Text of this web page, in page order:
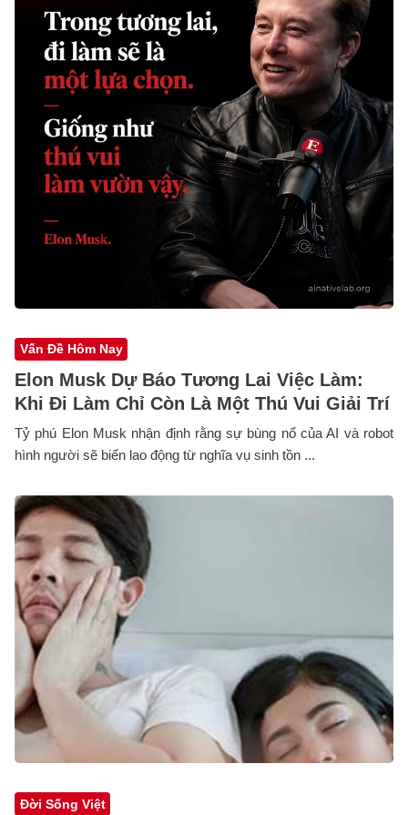
Vấn Đề Hôm Nay
Elon Musk Dự Báo Tương Lai Việc Làm:
Khi Đi Làm Chỉ Còn Là Một Thú Vui Giải Trí
Tỷ phú Elon Musk nhận định rằng sự bùng nổ của AI và robot
hình người sẽ biến lao động từ nghĩa vụ sinh tồn ...
Đời Sống Việt